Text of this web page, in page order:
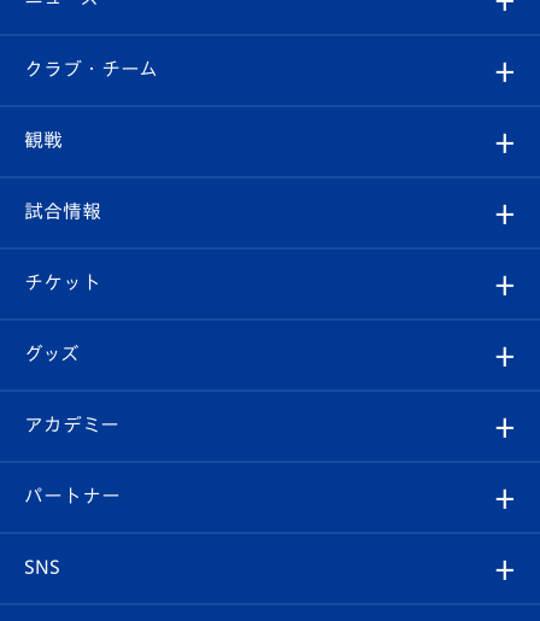
すべて
クラブ
試合情報
チケット
イベント
メディア
ホームタウン
クラブ・チーム
クラブ概要
エンブレム紹介
スタッフプロフィール
マスコット紹介
観戦
観戦ルール
はじめての観戦ガイド
Revive Team
ヴィヴィくんの長崎おもてなしガイド
試合情報
試合日程/結果
フォトギャラリー
スタジアムグルメ
チケット
チケット
V-LOVERS（ファンクラブ）
プレイヤーズスイート
グッズ
オンラインショップ
店舗情報
アカデミー
育成からのお知らせ
U-18
パートナー
SNS